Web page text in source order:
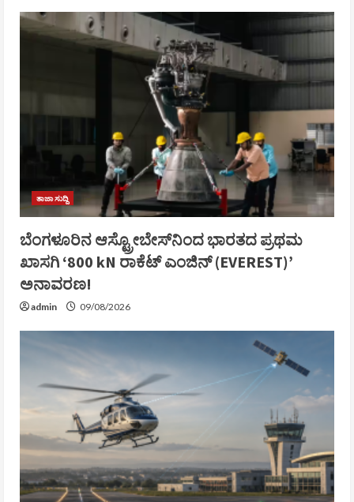
ತಾಜಾ ಸುದ್ದಿ
ಬೆಂಗಳೂರಿನ ಆಸ್ಟ್ರೋಬೇಸ್‌ನಿಂದ ಭಾರತದ ಪ್ರಥಮ
ಖಾಸಗಿ ‘800 kN ರಾಕೆಟ್ ಎಂಜಿನ್ (EVEREST)’
ಅನಾವರಣ!
admin 09/08/2026